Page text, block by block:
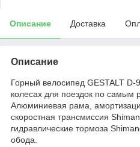
Описание Доставка
Описание
Горный велосипед GESTALT
колесах для поездок по самым
Алюминиевая рама,
скоростная трансмиссия
гидравлические тормоза
обода.